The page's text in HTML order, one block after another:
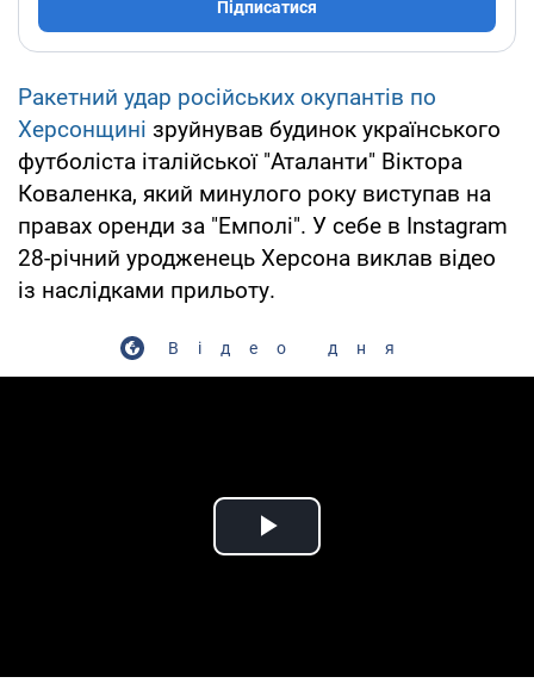
Підписатися
Ракетний удар російських окупантів по
Херсонщині зруйнував будинок українського
футболіста італійської "Аталанти" Віктора
Коваленка, який минулого року виступав на
правах оренди за "Емполі". У себе в Instagram
28-річний уродженець Херсона виклав відео
із наслідками прильоту.
Відео дня
Play Video